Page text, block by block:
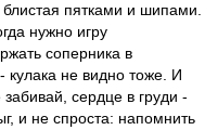
пятками и шипами.
нужно игру
соперника в
кулака не видно тоже. И
сердце в груди -
и не спроста: напомнить